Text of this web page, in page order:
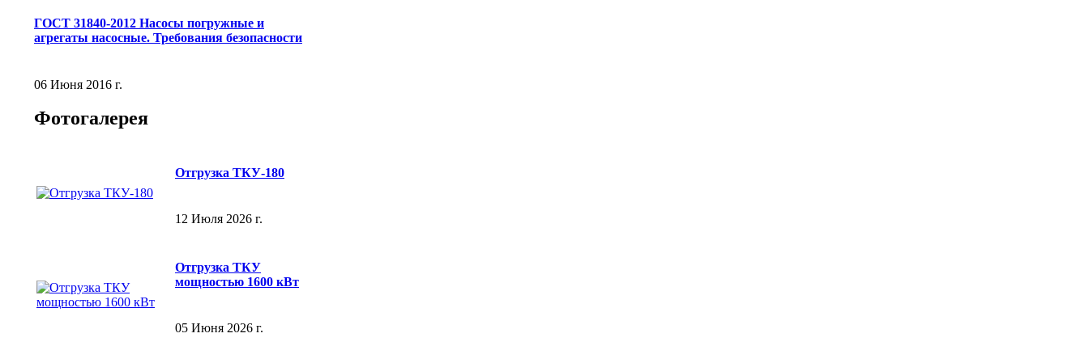
ГОСТ 31840-2012 Насосы погружные и
агрегаты насосные. Требования безопасности
06 Июня 2016 г.
Фотогалерея
Отгрузка ТКУ-180
12 Июля 2026 г.
Отгрузка ТКУ
мощностью 1600 кВт
05 Июня 2026 г.